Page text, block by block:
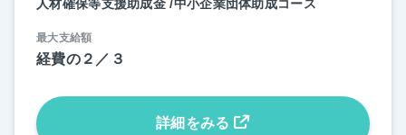
人材確保等支援助成金 /中小企業団体助成コース
最大支給額
経費の２／３
詳細をみる